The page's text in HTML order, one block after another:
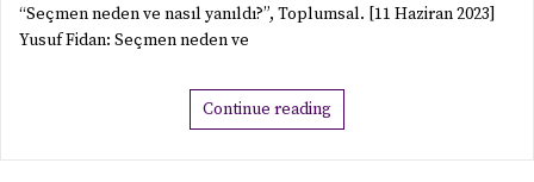
“Seçmen neden ve nasıl yanıldı?”, Toplumsal. [11 Haziran 2023]
Yusuf Fidan: Seçmen neden ve
Continue reading